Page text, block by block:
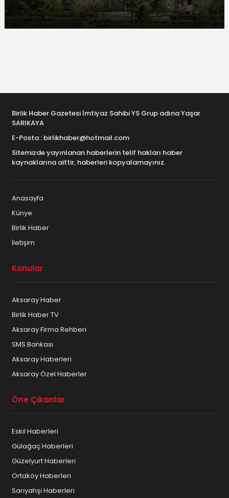
Birlik Haber Gazetesi İmtiyaz Sahibi YS Grup adına Yaşar
SARIKAYA
E-Posta : birlikhaber@hotmail.com
Sitemizde yayınlanan haberlerin telif hakları haber
kaynaklarına aittir, haberleri kopyalamayınız.
Anasayfa
Künye
Birlik Haber
İletişim
Konular
Aksaray Haber
Birlik Haber TV
Aksaray Firma Rehberi
SMS Bankası
Aksaray Haberleri
Aksaray Özel Haberler
Öne Çıkanlar
Eskil Haberleri
Gülağaç Haberleri
Güzelyurt Haberleri
Ortaköy Haberleri
Sarıyahşi Haberleri